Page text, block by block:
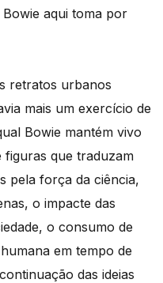
aqui toma por
retratos urbanos
mais um exercício de
Bowie mantém vivo
figuras que traduzam
pela força da ciência,
o impacte das
o consumo de
em tempo de
das ideias